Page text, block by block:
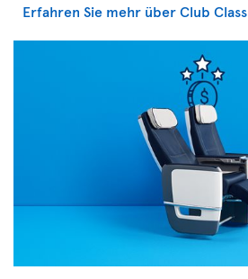
Erfahren Sie mehr über Club Class